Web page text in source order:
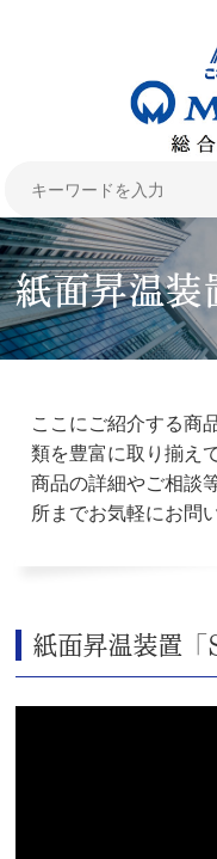
紙面昇温
ここにご紹介する商
類を豊富に取り揃え
商品の詳細やご相談
所までお気軽にお問
紙面昇温装置「